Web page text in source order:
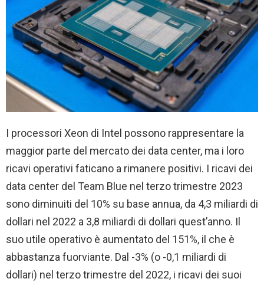
I processori Xeon di Intel possono rappresentare la
maggior parte del mercato dei data center, ma i loro
ricavi operativi faticano a rimanere positivi. I ricavi dei
data center del Team Blue nel terzo trimestre 2023
sono diminuiti del 10% su base annua, da 4,3 miliardi di
dollari nel 2022 a 3,8 miliardi di dollari quest’anno. Il
suo utile operativo è aumentato del 151%, il che è
abbastanza fuorviante. Dal -3% (o -0,1 miliardi di
dollari) nel terzo trimestre del 2022, i ricavi dei suoi